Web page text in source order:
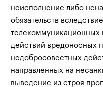
неисполнение либо
обязательств
телекоммуникационных
действий вредоносных
недобросовестных
направленных на
выведение из строя